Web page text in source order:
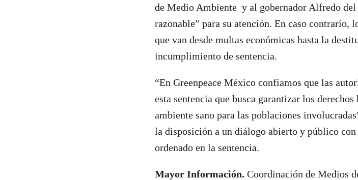
de Medio Ambiente y al gobernador Alfredo
razonable” para su atención. En caso
que van desde multas económicas hasta la
incumplimiento de sentencia.
“En Greenpeace México confiamos que las
esta sentencia que busca garantizar los
ambiente sano para las poblaciones
la disposición a un diálogo abierto y público
ordenado en la sentencia.
Mayor Información. Coordinación de Medios